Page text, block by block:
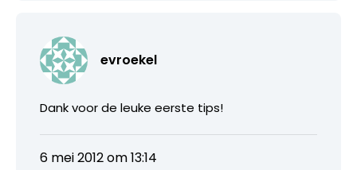
evroekel
Dank voor de leuke eerste tips!
6 mei 2012 om 13:14